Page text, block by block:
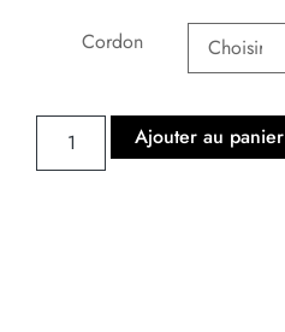
Cordon
Ajouter au panier